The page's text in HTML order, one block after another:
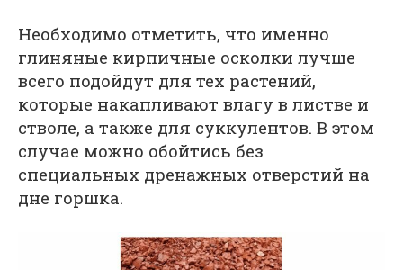
Необходимо отметить, что именно
глиняные кирпичные осколки лучше
всего подойдут для тех растений,
которые накапливают влагу в листве и
стволе, а также для суккулентов. В этом
случае можно обойтись без
специальных дренажных отверстий на
дне горшка.